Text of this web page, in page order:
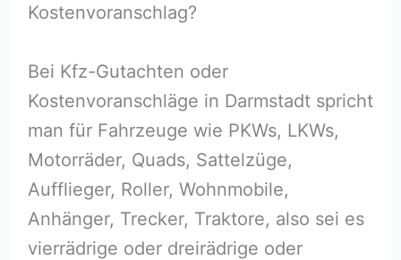
Kostenvoranschlag?
Bei Kfz-Gutachten oder
Kostenvoranschläge in Darmstadt spricht
man für Fahrzeuge wie PKWs, LKWs,
Motorräder, Quads, Sattelzüge,
Aufflieger, Roller, Wohnmobile,
Anhänger, Trecker, Traktore, also sei es
vierrädrige oder dreirädrige oder